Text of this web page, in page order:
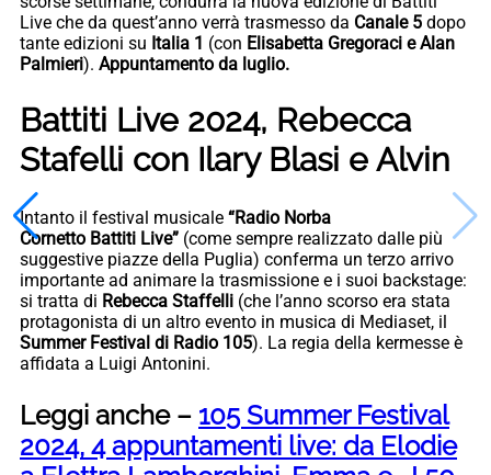
Live che da quest’anno verrà trasmesso da Canale 5 dopo
tante edizioni su Italia 1 (con Elisabetta Gregoraci e Alan
Palmieri). Appuntamento da luglio.
Battiti Live 2024, Rebecca
Stafelli con Ilary Blasi e Alvin
Intanto il festival musicale “Radio Norba
Cornetto Battiti Live” (come sempre realizzato dalle più
suggestive piazze della Puglia) conferma un terzo arrivo
importante ad animare la trasmissione e i suoi backstage:
si tratta di Rebecca Staffelli (che l’anno scorso era stata
protagonista di un altro evento in musica di Mediaset, il
Summer Festival di Radio 105). La regia della kermesse è
affidata a Luigi Antonini.
Leggi anche – 105 Summer Festival
2024, 4 appuntamenti live: da Elodie